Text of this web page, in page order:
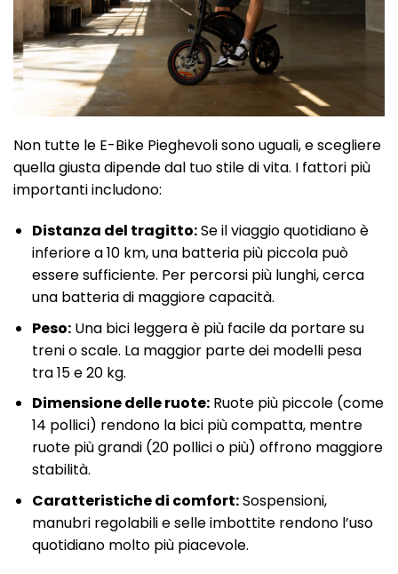
Non tutte le E-Bike Pieghevoli sono uguali, e scegliere
quella giusta dipende dal tuo stile di vita. I fattori più
importanti includono:
Distanza del tragitto:Se il viaggio quotidiano è
inferiore a 10 km, una batteria più piccola può
essere sufficiente. Per percorsi più lunghi, cerca
una batteria di maggiore capacità.
Peso:Una bici leggera è più facile da portare su
treni o scale. La maggior parte dei modelli pesa
tra 15 e 20 kg.
Dimensione delle ruote:Ruote più piccole (come
14 pollici) rendono la bici più compatta, mentre
ruote più grandi (20 pollici o più) offrono maggiore
stabilità.
Caratteristiche di comfort:Sospensioni,
manubri regolabili e selle imbottite rendono l’uso
quotidiano molto più piacevole.